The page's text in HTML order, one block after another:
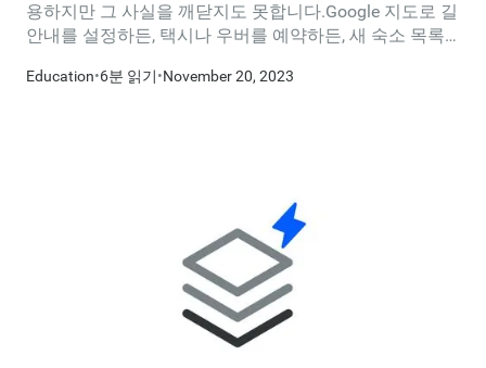
용하지만 그 사실을 깨닫지도 못합니다.Google 지도로 길
안내를 설정하든, 택시나 우버를 예약하든, 새 숙소 목록
든, 온라인으로 청구서를 지불하든, 친구에게 문자 메시지
Education•6분 읽기•November 20, 2023